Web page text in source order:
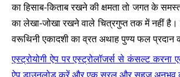
का हिसाब-किताब रखने की क्षमता तो जगत के
का लेखा-जोखा रखने वाले चित्रगुप्त तक में नहीं है।
वरूथिनी एकादशी का व्रत अथाह पुण्य फल प्रदान
एस्ट्रोयोगी ऐप पर एस्ट्रोलॉजर्स से कंसल्ट